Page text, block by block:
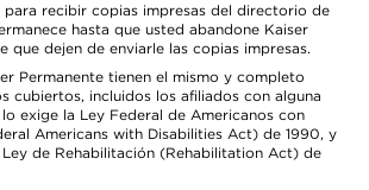
para recibir copias impresas del directorio de
hasta que usted abandone Kaiser
que dejen de enviarle las copias impresas.
Permanente tienen el mismo y completo
cubiertos, incluidos los afiliados con alguna
exige la Ley Federal de Americanos con
Americans with Disabilities Act) de 1990, y
de Rehabilitación (Rehabilitation Act) de